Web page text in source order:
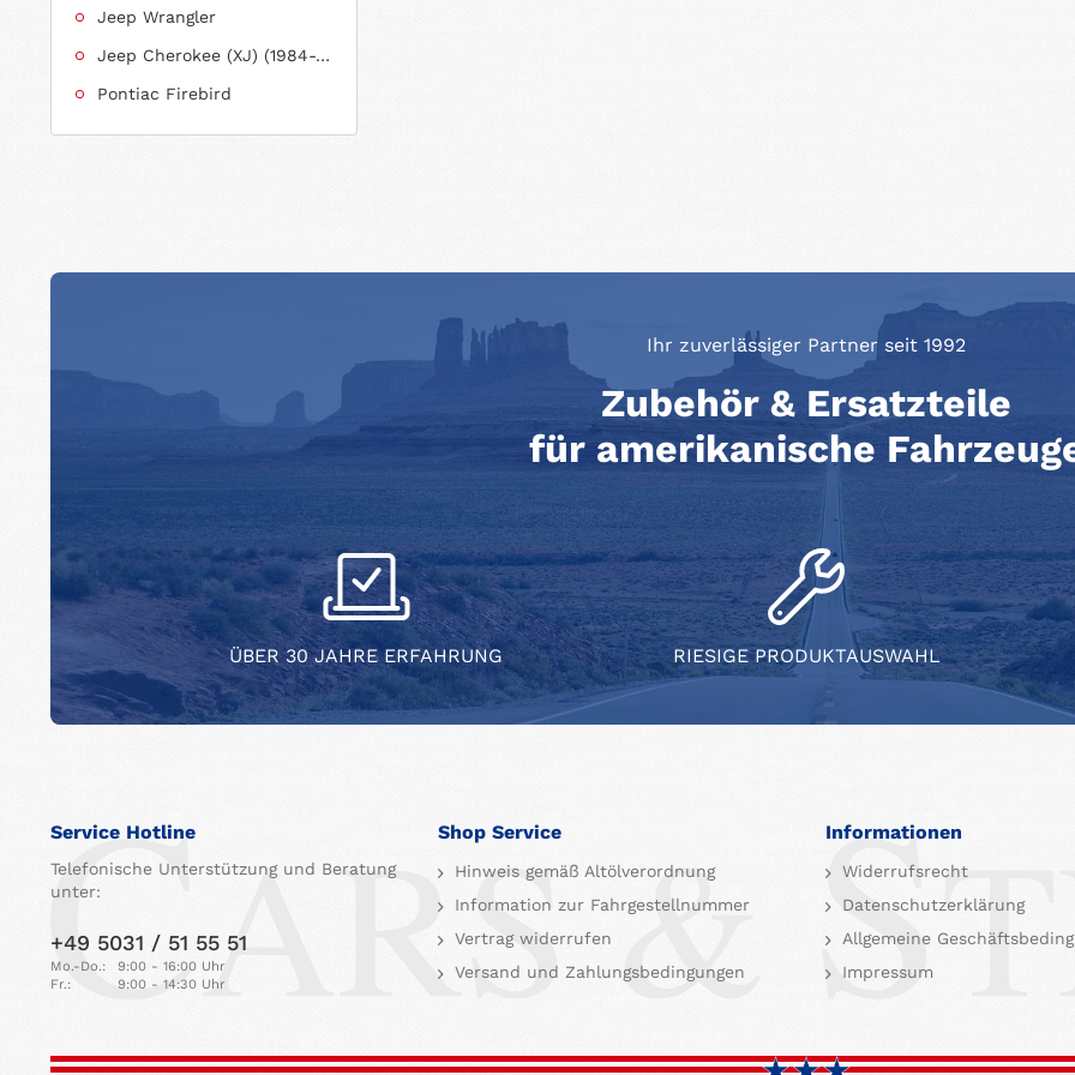
Jeep Wrangler
Jeep Cherokee (XJ) (1984-2001)
Pontiac Firebird
Ihr zuverlässiger Partner seit 1992
Zubehör & Ersatzteile
für amerikanische
ÜBER 30 JAHRE ERFAHRUNG RIESIGE PRODUKTAUSWAHL
Service Hotline
Telefonische Unterstützung und Beratung
unter:
+49 5031 / 51 55 51
Mo.-Do.:
9:00 - 16:00 Uhr
Fr.:
9:00 - 14:30 Uhr
Shop Service
Hinweis gemäß Altölverordnung
Information zur Fahrgestellnummer
Vertrag widerrufen
Versand und Zahlungsbedingungen
Informationen
Widerrufsrecht
Datenschutzerklärung
Allgemeine
Impressum